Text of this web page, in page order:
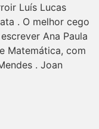
Luís Lucas
. O melhor cego
Ana Paula
Matemática, com
. Joan